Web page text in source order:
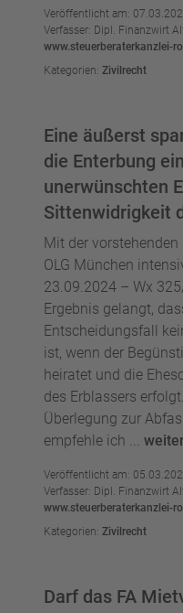
Veröffentlicht am:
Verfasser: Dipl. Finanzwirt
www.steuerberaterkanzlei-
Kategorien: Zivilrecht
Eine äußerst
die Enterbung
unerwünschten
Sittenwidrigkeit
Mit der
OLG München
23.09.2024 – Wx
Ergebnis gelangt,
Entscheidungsfall
ist, wenn der
heiratet und die
des Erblassers
Überlegung zur
empfehle ich ...
Veröffentlicht am:
Verfasser: Dipl. Finanzwirt
www.steuerberaterkanzlei-
Kategorien: Zivilrecht
Darf das FA